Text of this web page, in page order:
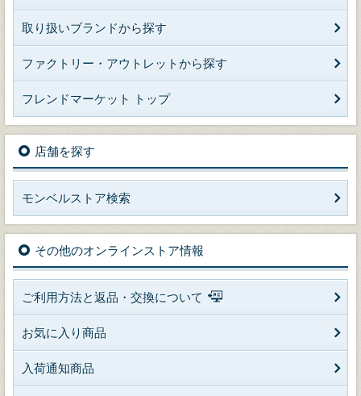
取り扱いブランドから探す
ファクトリー・アウトレットから探す
フレンドマーケット トップ
店舗を探す
モンベルストア検索
その他のオンラインストア情報
ご利用方法と返品・交換について
お気に入り商品
入荷通知商品